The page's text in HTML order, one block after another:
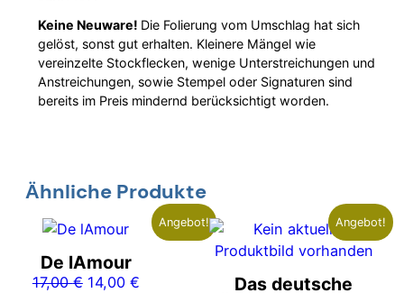
Keine Neuware! Die Folierung vom Umschlag hat sich
gelöst, sonst gut erhalten. Kleinere Mängel wie
vereinzelte Stockflecken, wenige Unterstreichungen und
Anstreichungen, sowie Stempel oder Signaturen sind
bereits im Preis mindernd berücksichtigt worden.
Ähnliche Produkte
Angebot!
De lAmour
17,00€ Ursprünglicher
14,00 €Aktueller
Angebot!
Das deutsche